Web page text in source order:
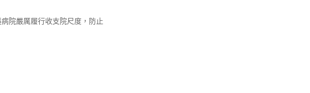
院嚴厲履行收支院尺度，防止